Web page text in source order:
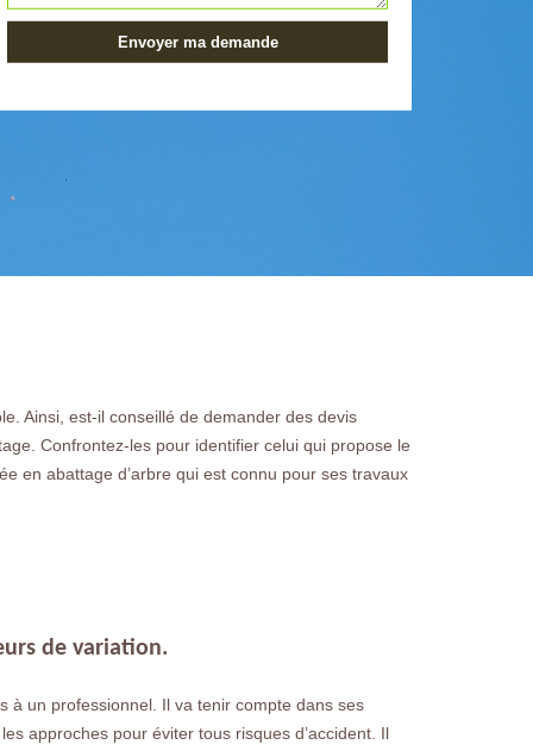
Ainsi, est-il conseillé de demander des devis
Confrontez-les pour identifier celui qui propose le
en abattage d’arbre qui est connu pour ses travaux
de variation.
à un professionnel. Il va tenir compte dans ses
approches pour éviter tous risques d’accident. Il